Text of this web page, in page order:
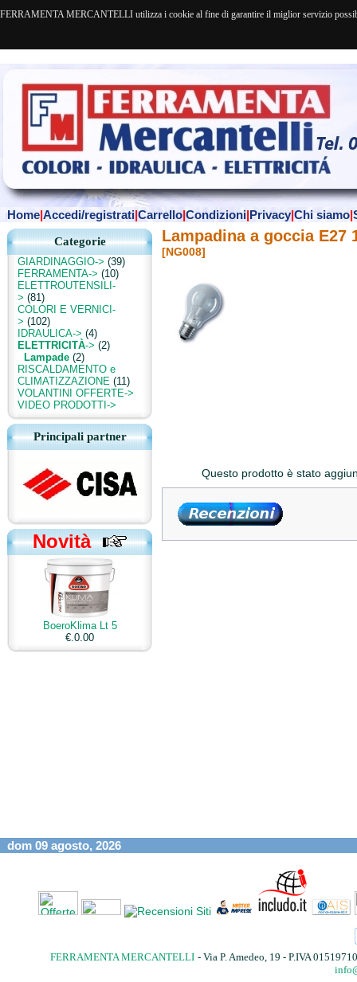
FERRAMENTA MERCANTELLI utilizza i cookie al fine di garantire il miglior servizio
Home|Accedi/registrati|Carrello|Condizioni|Privacy|Chi siamo|
Categorie
GIARDINAGGIO-> (39)
FERRAMENTA-> (10)
ELETTROUTENSILI-
> (81)
COLORI E VERNICI-
> (102)
IDRAULICA-> (4)
ELETTRICITÀ-> (2)
Lampade (2)
RISCALDAMENTO e
CLIMATIZZAZIONE (11)
VOLANTINI OFFERTE->
VIDEO PRODOTTI->
Principali partner
Novità
BoeroKlima Lt 5
€.0.00
Lampadina a goccia E27
[NG008]
Questo prodotto è stato
dom 09 agosto, 2026
FERRAMENTA MERCANTELLI - Via P. Amedeo, 19 - P.IVA